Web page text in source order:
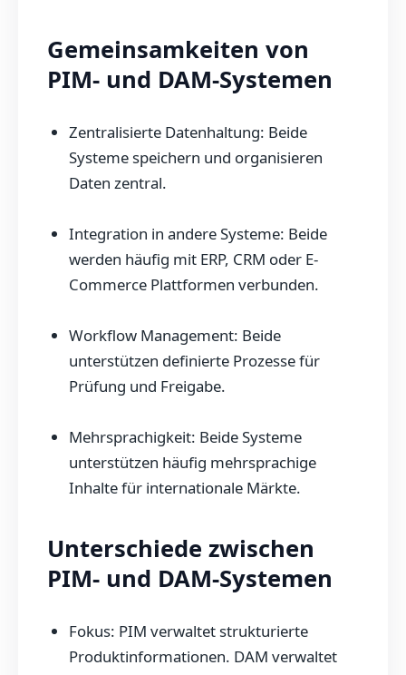
Gemeinsamkeiten von
PIM- und DAM-Systemen
Zentralisierte Datenhaltung: Beide
Systeme speichern und organisieren
Daten zentral.
Integration in andere Systeme: Beide
werden häufig mit ERP, CRM oder E-
Commerce Plattformen verbunden.
Workflow Management: Beide
unterstützen definierte Prozesse für
Prüfung und Freigabe.
Mehrsprachigkeit: Beide Systeme
unterstützen häufig mehrsprachige
Inhalte für internationale Märkte.
Unterschiede zwischen
PIM- und DAM-Systemen
Fokus: PIM verwaltet strukturierte
Produktinformationen. DAM verwaltet